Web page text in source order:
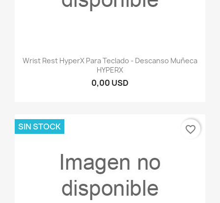
Wrist Rest HyperX Para Teclado - Descanso Muñeca
HYPERX
0,00 USD
SIN STOCK favorite_border